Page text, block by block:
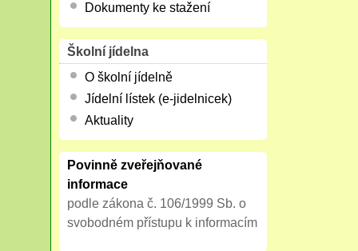
Dokumenty ke stažení
Školní jídelna
O školní jídelně
Jídelní lístek (e-jidelnicek)
Aktuality
Povinně zveřejňované
informace
podle zákona č. 106/1999 Sb. o
svobodném přístupu k informacím